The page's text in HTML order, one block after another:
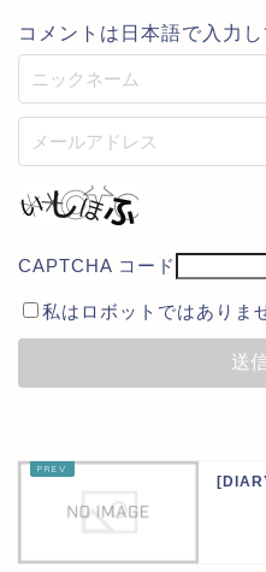
コメントは日本語で入力
CAPTCHA コード
私はロボットではありま